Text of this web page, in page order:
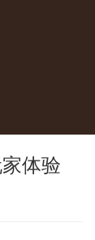
体验